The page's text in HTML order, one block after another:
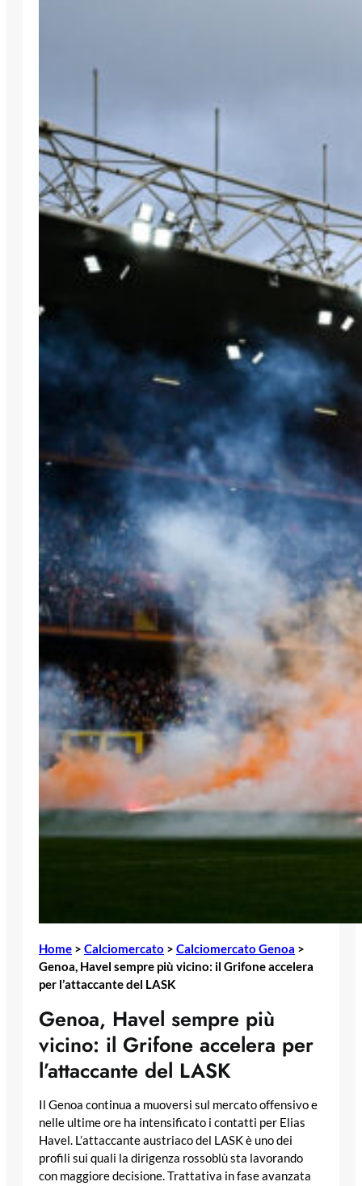
Home > Calciomercato > Calciomercato Genoa >
Genoa, Havel sempre più vicino: il Grifone accelera
per l’attaccante del LASK
Genoa, Havel sempre più
vicino: il Grifone accelera per
l’attaccante del LASK
Il Genoa continua a muoversi sul mercato offensivo e
nelle ultime ore ha intensificato i contatti per Elias
Havel. L’attaccante austriaco del LASK è uno dei
profili sui quali la dirigenza rossoblù sta lavorando
con maggiore decisione. Trattativa in fase avanzata